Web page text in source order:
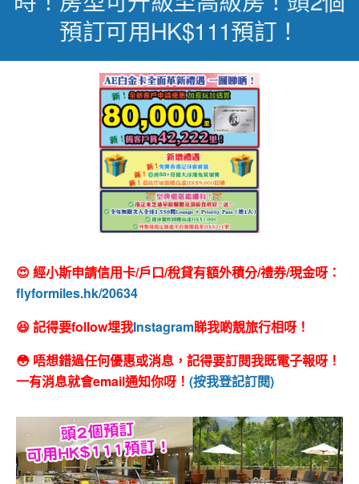
預訂可用HK$111預訂！
😍 經小斯申請信用卡/戶口/稅貸有額外積分/禮券/現金呀：
flyformiles.hk/20634
😆 記得要follow埋我Instagram睇我啲靚旅行相呀！
😳 唔想錯過任何優惠或消息，記得要訂閱我既電子報呀！
一有消息就會email通知你呀！ (按我登記訂閱)